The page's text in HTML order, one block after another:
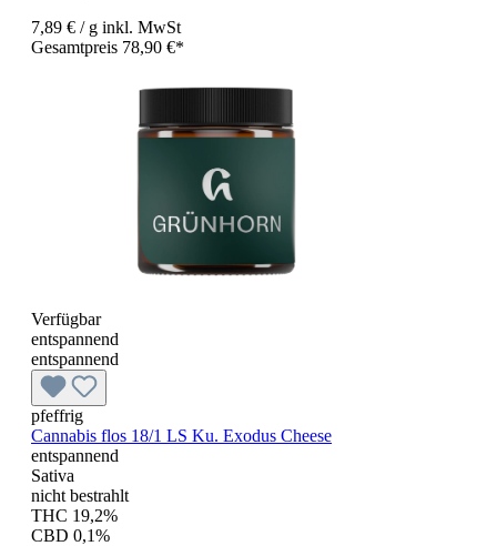
7,89 € / g inkl. MwSt
Gesamtpreis 78,90 €*
Verfügbar
entspannend
entspannend
pfeffrig
Cannabis flos 18/1 LS Ku. Exodus Cheese
entspannend
Sativa
nicht bestrahlt
THC 19,2%
CBD 0,1%